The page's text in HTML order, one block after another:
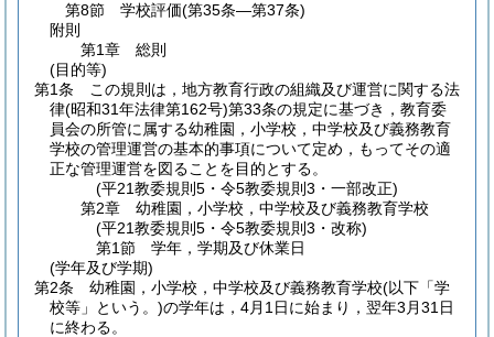
第8節
学校評価(第35条―第37条)
附則
第1章
総則
(目的等)
第1条
この規則は，地方教育行政の組織及び運営に関する法
律(昭和31年法律第162号)第33条の規定に基づき，教育委
員会の所管に属する幼稚園，小学校，中学校及び義務教育
学校の管理運営の基本的事項について定め，もってその適
正な管理運営を図ることを目的とする。
(平21教委規則5・令5教委規則3・一部改正)
第2章
幼稚園，小学校，中学校及び義務教育学校
(平21教委規則5・令5教委規則3・改称)
第1節
学年，学期及び休業日
(学年及び学期)
第2条
幼稚園，小学校，中学校及び義務教育学校(以下「学
校等」という。)の学年は，4月1日に始まり，翌年3月31日
に終わる。